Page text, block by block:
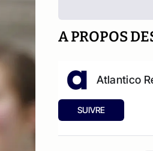
A PROPOS
Atlantico
SUIVRE